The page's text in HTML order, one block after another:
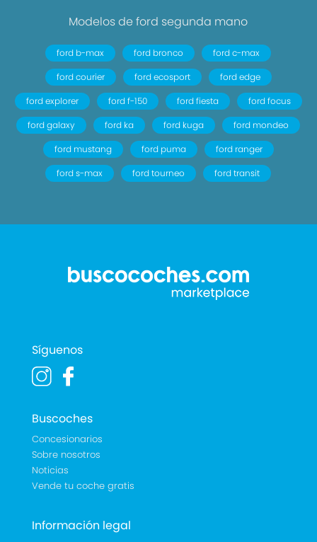
Modelos de ford segunda mano
ford b-max ford bronco
ford c-max
ford courier
ford ecosport
ford edge
ford explorer
ford f-150 ford fiesta
ford focus
ford galaxy
ford ka ford kuga
ford mondeo
ford mustang
ford puma
ford ranger
ford s-max
ford tourneo ford transit
Síguenos
Buscoches
Concesionarios
Sobre nosotros
Noticias
Vende tu coche gratis
Información legal